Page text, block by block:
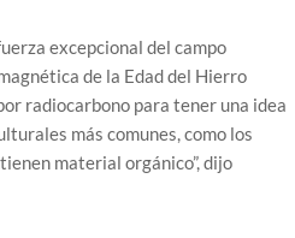
excepcional del campo
de la Edad del Hierro
radiocarbono para tener una idea
más comunes, como los
material orgánico”, dijo